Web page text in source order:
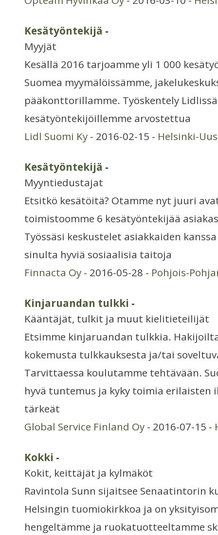
Kesätyöntekijä -
Myyjät
Kesällä 2016 tarjoamme yli 1 000
Suomea myymälöissämme,
pääkonttorillamme. Työskentely
kesätyöntekijöillemme arvostettua
Lidl Suomi Ky - 2016-02-15 - Helsinki-
Kesätyöntekijä -
Myyntiedustajat
Etsitkö kesätöitä? Otamme nyt juuri
toimistoomme 6 kesätyöntekijää
Työssäsi keskustelet asiakkaiden
sinulta hyviä sosiaalisia taitoja
Finnacta Oy - 2016-05-28 - Pohjois-
Kinjaruandan tulkki -
Kääntäjät, tulkit ja muut kielitieteilijät
Etsimme kinjaruandan tulkkia.
kokemusta tulkkauksesta ja/tai
Tarvittaessa koulutamme tehtävään.
hyvä tuntemus ja kyky toimia erilaisten
tärkeät
Global Service Finland Oy - 2016-07-15 -
Kokki -
Kokit, keittäjät ja kylmäköt
Ravintola Sunn sijaitsee Senaatintorin
Helsingin tuomiokirkkoa ja on
hengeltämme ja ruokatuotteeltamme